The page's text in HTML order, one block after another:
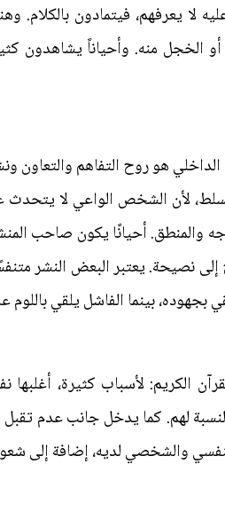
لا يعرفهم، فيتمادون بالكلام.
أو الخجل منه. وأحياناً
هو روح التفاهم
لأن الشخص الواعي لا يتحدث
والمنطق. أحيانًا يكون صاحب
نصيحة. يعتبر البعض النشر
بجهوده، بينما الفاشل يلقي
لأسباب كثيرة، أغلبها
لهم. كما يدخل جانب عدم
والشخصي لديه، إضافة إلى